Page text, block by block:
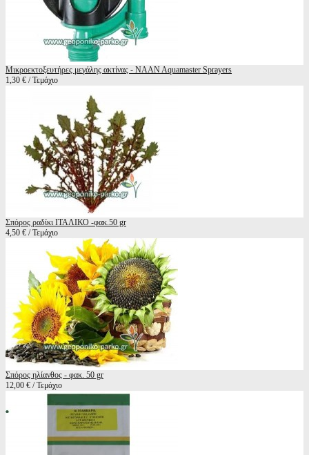
Μικροεκτοξευτήρες μεγάλης ακτίνας - NAAN Aquamaster Sprayers
1,30 € / Τεμάχιο
Σπόρος ραδίκι ΙΤΑΛΙΚΟ -φακ.50 gr
4,50 € / Τεμάχιο
Σπόρος ηλίανθος - φακ. 50 gr
12,00 € / Τεμάχιο